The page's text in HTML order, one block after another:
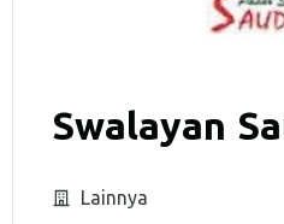
Swalayan
Lainnya